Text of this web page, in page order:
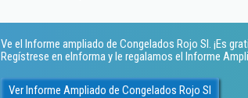
Ve el Informe ampliado de Congelados Rojo Sl. ¡Es
Regístrese en eInforma y le regalamos el Informe
Ver Informe Ampliado de Congelados Rojo Sl